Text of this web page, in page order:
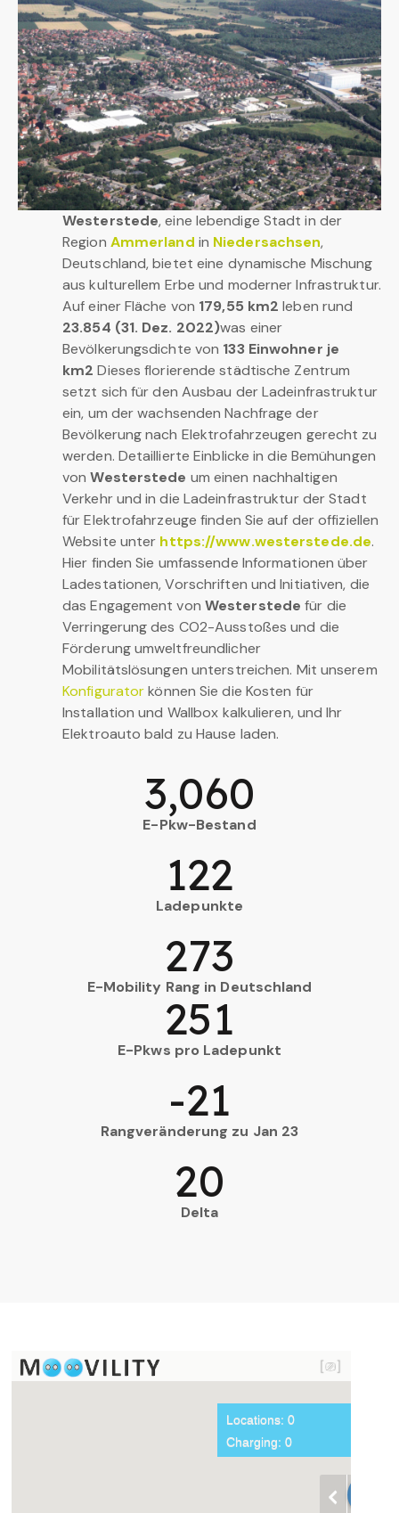
Westerstede, eine lebendige Stadt in der
Region Ammerland in Niedersachsen,
Deutschland, bietet eine dynamische Mischung
aus kulturellem Erbe und moderner Infrastruktur.
Auf einer Fläche von 179,55 km2 leben rund
23.854 (31. Dez. 2022)was einer
Bevölkerungsdichte von 133 Einwohner je
km2 Dieses florierende städtische Zentrum
setzt sich für den Ausbau der Ladeinfrastruktur
ein, um der wachsenden Nachfrage der
Bevölkerung nach Elektrofahrzeugen gerecht zu
werden. Detaillierte Einblicke in die Bemühungen
vonWesterstede um einen nachhaltigen
Verkehr und in die Ladeinfrastruktur der Stadt
für Elektrofahrzeuge finden Sie auf der offiziellen
Website unter https://www.westerstede.de.
Hier finden Sie umfassende Informationen über
Ladestationen, Vorschriften und Initiativen, die
das Engagement von Westerstede für die
Verringerung des CO2-Ausstoßes und die
Förderung umweltfreundlicher
Mobilitätslösungen unterstreichen. Mit unserem
Konfiguratorkönnen Sie die Kosten für
Installation und Wallbox kalkulieren, und Ihr
Elektroauto bald zu Hause laden.
E-Pkw-Bestand
3,060
Ladepunkte
122
E-Mobility Rang in Deutschland
273
E-Pkws pro Ladepunkt
251
Rangveränderung zu Jan 23
-21
Delta
20